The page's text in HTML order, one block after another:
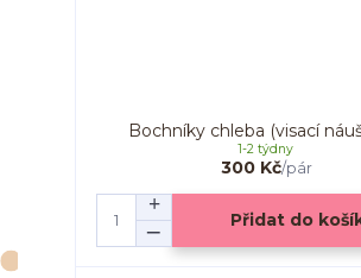
Bochníky chleba (visací
300 Kč/pár
1-2 týdny
Přidat do